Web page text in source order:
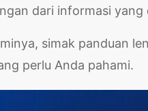
dari informasi yang
simak panduan
perlu Anda pahami.